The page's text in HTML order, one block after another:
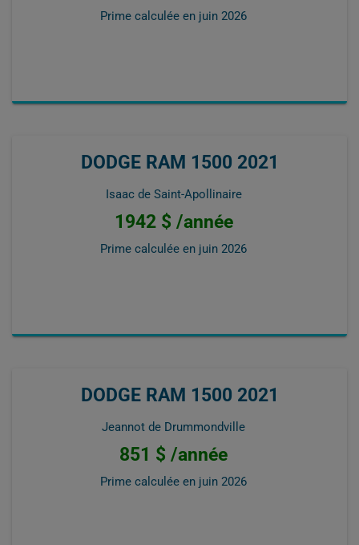
Prime calculée en juin 2026
DODGE RAM 1500 2021
Isaac de Saint-Apollinaire
1942 $ /année
Prime calculée en juin 2026
DODGE RAM 1500 2021
Jeannot de Drummondville
851 $ /année
Prime calculée en juin 2026